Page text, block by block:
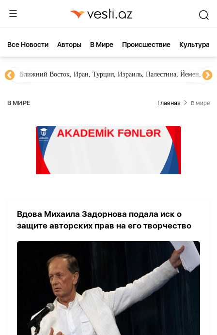
Все Новости Aвторы В Мире Происшествие Культура
Ближний Восток, Иран, Турция, Израиль, Палестина, Йемен,
В МИРЕ Главная В мире
Вдова Михаила Задорнова подала иск о
защите авторских прав на его творчество